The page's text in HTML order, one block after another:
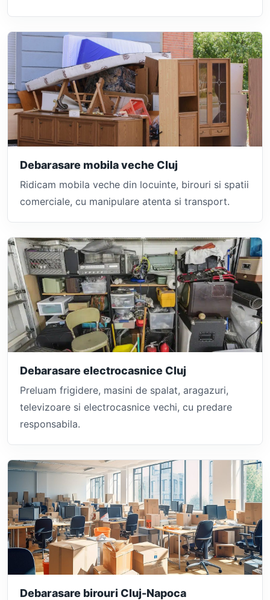
Debarasare mobila veche Cluj
Ridicam mobila veche din locuinte, birouri si spatii
comerciale, cu manipulare atenta si transport.
Debarasare electrocasnice Cluj
Preluam frigidere, masini de spalat, aragazuri,
televizoare si electrocasnice vechi, cu predare
responsabila.
Debarasare birouri Cluj-Napoca